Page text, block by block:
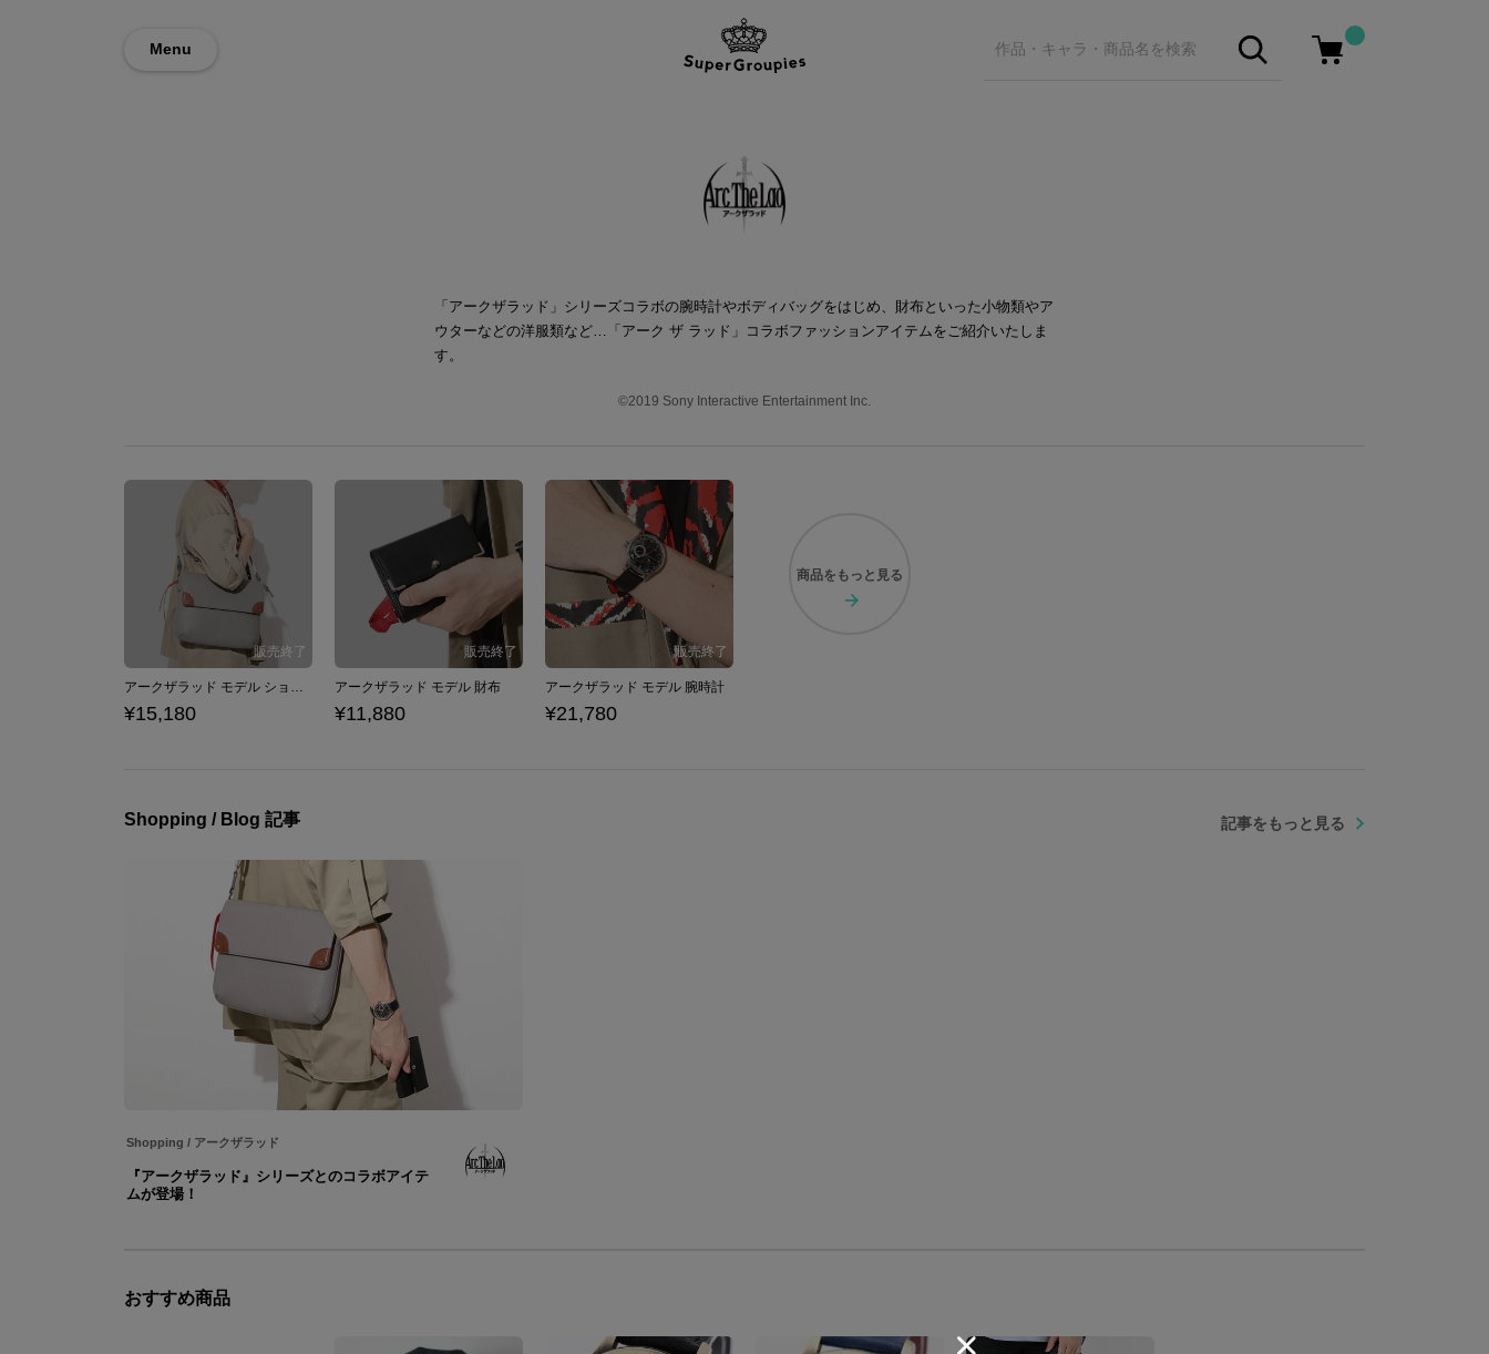
Menu
「アークザラッド」シリーズコラボの腕時計やボディバッグをはじめ、財布といった小物類やア
ウターなどの洋服類など…「アーク ザ ラッド」コラボファッションアイテムをご紹介いたしま
す。
©2019 Sony Interactive Entertainment Inc.
アークザラッド モデル ショルダーバッグ
¥15,180
アークザラッド モデル 財布
¥11,880
アークザラッド モデル 腕時計
¥21,780
商品を もっと見る
Shopping / Blog 記事 記事をもっと見る
Shopping / アークザラッド
『アークザラッド』シリーズとのコラボアイテ
ムが登場！
おすすめ商品